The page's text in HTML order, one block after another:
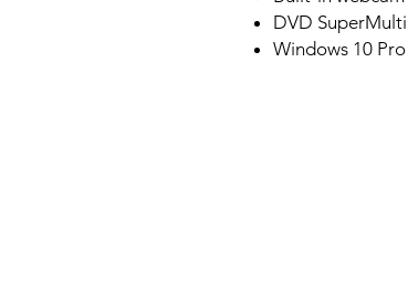
DVD SuperMulti
Windows 10 Pro